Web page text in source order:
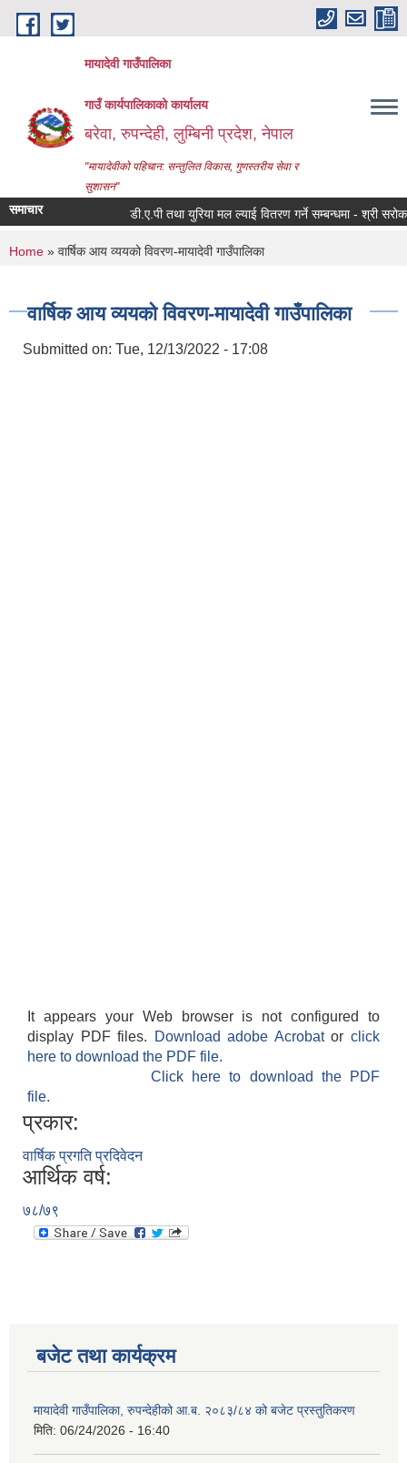
Skip to main content
मायादेवी गाउँपालिका
गाउँ कार्यपालिकाको कार्यालय
बरेवा, रुपन्देही, लुम्बिनी प्रदेश, नेपाल
"मायादेवीको पहिचान: सन्तुलित विकास, गुणस्तरीय सेवा र
सुशासन"
समाचार डी.ए.पी तथा युरिया मल ल्याई वितरण गर्ने सम्बन्धमा - श्री
You are here
Home » वार्षिक आय व्ययको विवरण-मायादेवी गाउँपालिका
वार्षिक आय व्ययको विवरण-मायादेवी गाउँपालिका
Submitted on: Tue, 12/13/2022 - 17:08
It appears your Web browser is not configured to
display PDF files.
Download adobe Acrobatorclick
here to download the PDF file.
Click here to download the PDF
file.
प्रकार:
वार्षिक प्रगति प्रदिवेदन
आर्थिक वर्ष:
७८/७९
बजेट तथा कार्यक्रम
मायादेवी गाउँपालिका, रुपन्देहीको आ.ब. २०८३/८४ को बजेट प्रस्तुतिकरण
मिति: 06/24/2026 - 16:40